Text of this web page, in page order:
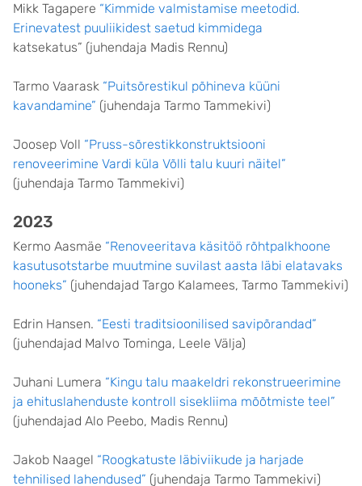
Mikk Tagapere “Kimmide valmistamise meetodid.
Erinevatest puuliikidest saetud kimmidega
katsekatus” (juhendaja Madis Rennu)
Tarmo Vaarask “Puitsõrestikul põhineva küüni
kavandamine” (juhendaja Tarmo Tammekivi)
Joosep Voll “Pruss-sõrestikkonstruktsiooni
renoveerimine Vardi küla Võlli talu kuuri näitel”
(juhendaja Tarmo Tammekivi)
2023
Kermo Aasmäe “Renoveeritava käsitöö rõhtpalkhoone
kasutusotstarbe muutmine suvilast aasta läbi elatavaks
hooneks” (juhendajad Targo Kalamees, Tarmo Tammekivi)
Edrin Hansen. “Eesti traditsioonilised savipõrandad”
(juhendajad Malvo Tominga, Leele Välja)
Juhani Lumera “Kingu talu maakeldri rekonstrueerimine
ja ehituslahenduste kontroll sisekliima mõõtmiste teel”
(juhendajad Alo Peebo, Madis Rennu)
Jakob Naagel “Roogkatuste läbiviikude ja harjade
tehnilised lahendused” (juhendaja Tarmo Tammekivi)